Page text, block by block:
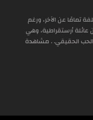
تمامًا عن الآخر، ورغم
عائلة أرستقراطية، وهي
والحب الحقيقي. . مشاهدة